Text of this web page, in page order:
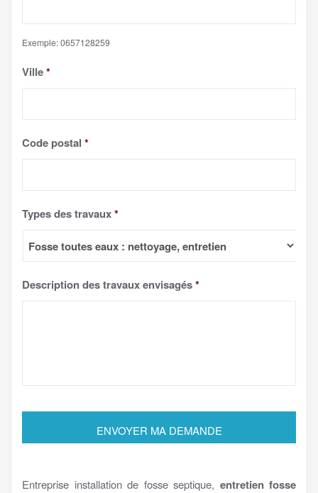
Exemple: 0657128259
Ville*
Code postal *
Types des travaux*
Description des travaux envisagés*
Entreprise installation de fosse septique, entretien fosse